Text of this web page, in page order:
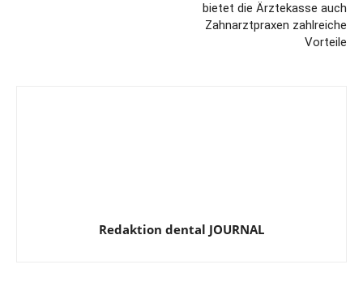
bietet die Ärztekasse auch
Zahnarztpraxen zahlreiche
Vorteile
Redaktion dental JOURNAL